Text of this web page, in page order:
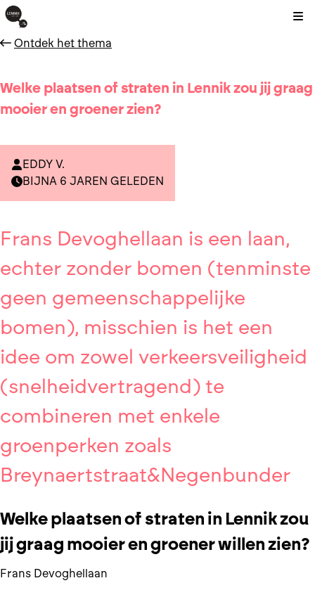
Ontdek het thema
Welke plaatsen of straten in Lennik zou jij graag
mooier en groener zien?
EDDY V.
BIJNA 6 JAREN GELEDEN
Frans Devoghellaan is een laan,
echter zonder bomen (tenminste
geen gemeenschappelijke
bomen), misschien is het een
idee om zowel verkeersveiligheid
(snelheidvertragend) te
combineren met enkele
groenperken zoals
Breynaertstraat&Negenbunder
Welke plaatsen of straten in Lennik zou
jij graag mooier en groener willen zien?
Frans Devoghellaan